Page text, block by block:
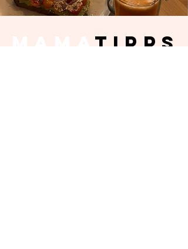
MAMATIPPS